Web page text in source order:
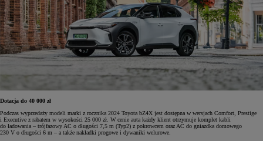
Dotacja do 40 000 zł
Podczas wyprzedaży modeli marki z rocznika 2024 Toyota bZ4X jest dostępna w wersjach Comfort, Prestige
i Executive z rabatem w wysokości 25 000 zł. W cenie auta każdy klient otrzymuje komplet kabli
do ładowania – trójfazowy AC o długości 7,5 m (Typ2) z pokrowcem oraz AC do gniazdka domowego
230 V o długości 6 m – a także nakładki progowe i dywaniki welurowe.